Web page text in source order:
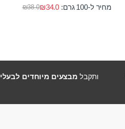
מחיר ל-100 גרם: ₪38.0₪34.0
ותקבל מבצעים מיוחדים לבעלי